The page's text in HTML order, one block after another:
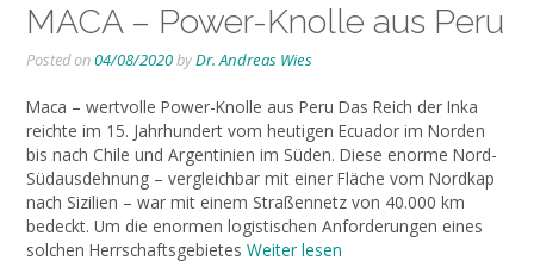
MACA – Power-Knolle aus Peru
Posted on04/08/2020byDr. Andreas Wies
Maca – wertvolle Power-Knolle aus Peru Das Reich der Inka
reichte im 15. Jahrhundert vom heutigen Ecuador im Norden
bis nach Chile und Argentinien im Süden. Diese enorme Nord-
Südausdehnung – vergleichbar mit einer Fläche vom Nordkap
nach Sizilien – war mit einem Straßennetz von 40.000 km
bedeckt. Um die enormen logistischen Anforderungen eines
solchen Herrschaftsgebietes Weiter lesen